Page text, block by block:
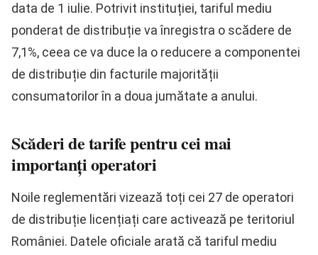
data de 1 iulie. Potrivit instituției, tariful mediu
ponderat de distribuție va înregistra o scădere de
7,1%, ceea ce va duce la o reducere a componentei
de distribuție din facturile majorității
consumatorilor în a doua jumătate a anului.
Scăderi de tarife pentru cei mai
importanți operatori
Noile reglementări vizează toți cei 27 de operatori
de distribuție licențiați care activează pe teritoriul
României. Datele oficiale arată că tariful mediu